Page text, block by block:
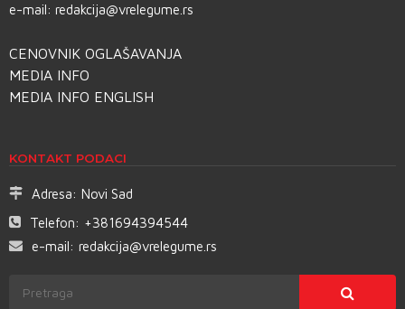
e-mail: redakcija@vrelegume.rs
CENOVNIK OGLAŠAVANJA
MEDIA INFO
MEDIA INFO ENGLISH
KONTAKT PODACI
Adresa: Novi Sad
Telefon: +381694394544
e-mail: redakcija@vrelegume.rs